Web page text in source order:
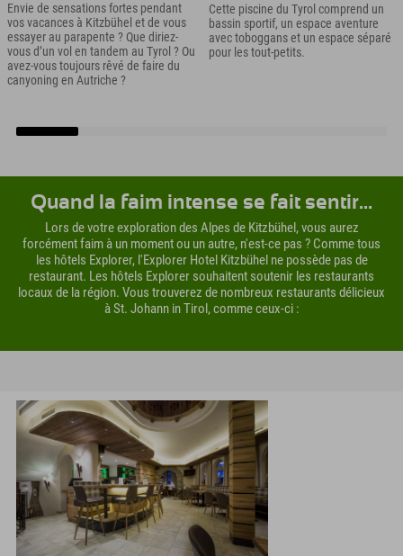
Envie de sensations fortes pendant
vos vacances à Kitzbühel et de vous
essayer au parapente ? Que diriez-
vous d’un vol en tandem au Tyrol ? Ou
avez-vous toujours rêvé de faire du
canyoning en Autriche ?
Cette piscine du Tyrol comprend un
bassin sportif, un espace aventure
avec toboggans et un espace séparé
pour les tout-petits.
Quand la faim intense se fait sentir...
Lors de votre exploration des Alpes de Kitzbühel, vous aurez
forcément faim à un moment ou un autre, n'est-ce pas ? Comme tous
les hôtels Explorer, l'Explorer Hotel Kitzbühel ne possède pas de
restaurant. Les hôtels Explorer souhaitent soutenir les restaurants
locaux de la région. Vous trouverez de nombreux restaurants délicieux
à St. Johann in Tirol, comme ceux-ci :